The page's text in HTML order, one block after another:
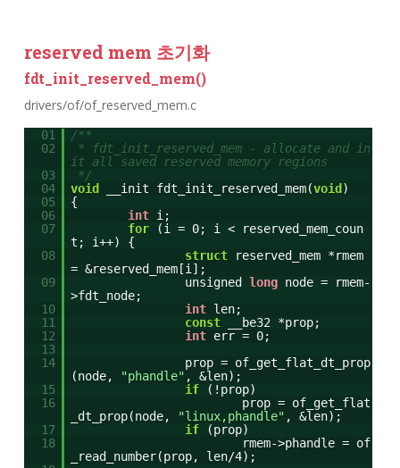
reserved mem 초기화
fdt_init_reserved_mem()
drivers/of/of_reserved_mem.c
01
/**
02
* fdt_init_reserved_mem - allocate and in
it all saved reserved memory regions
03
*/
04
void __init fdt_init_reserved_mem(void )
05
{
06
int i;
07
for
(i = 0; i < reserved_mem_coun
t; i++) {
08
struct
reserved_mem *rmem
= &reserved_mem[i];
09
unsigned long node = rmem-
>fdt_node;
10
int len;
11
const
__be32 *prop;
12
int err = 0;
13
14
prop = of_get_flat_dt_prop
(node,
"phandle" , &len);
15
if
(!prop)
16
prop = of_get_flat
_dt_prop(node,
"linux,phandle" , &len);
17
if
(prop)
18
rmem->phandle = of
_read_number(prop, len/4);